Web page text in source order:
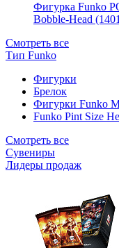
Фигурка Funko
Bobble-Head
Смотреть все
Тип Funko
Фигурки
Брелок
Фигурки Funko
Funko Pint Size
Смотреть все
Сувениры
Лидеры продаж